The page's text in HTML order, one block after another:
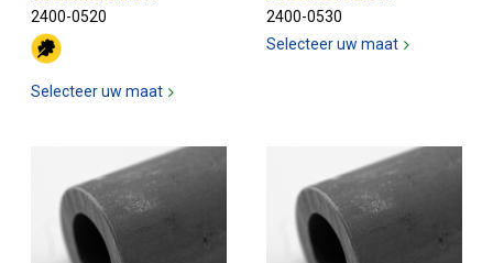
2400-0520
Selecteer uw maat
2400-0530
Selecteer uw maat